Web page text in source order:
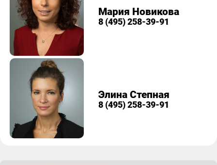
Мария Новикова
8 (495) 258-39-91
Элина Степная
8 (495) 258-39-91